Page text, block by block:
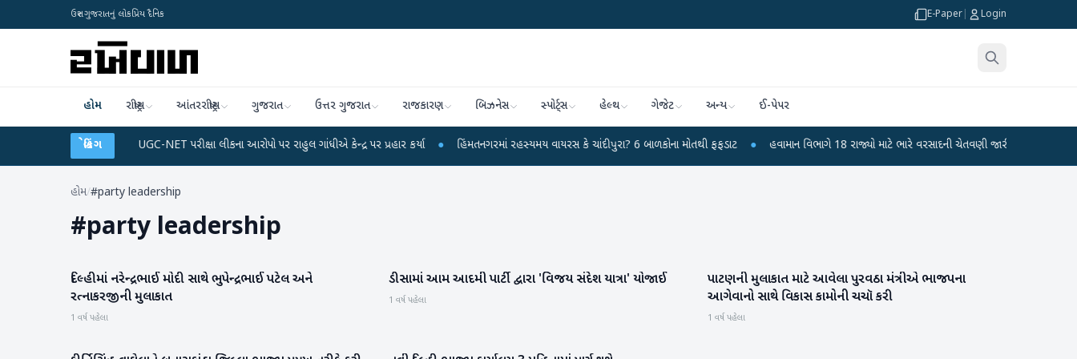
ઉત્તર ગુજરાતનું લોકપ્રિય દૈનિક E-Paper Login
હોમ રાષ્ટ્રીય આંતરરાષ્ટ્રીય ગુજરાત ઉત્તર ગુજરાત રાજકારણ બિઝનેસ સ્પોર્ટ્સ હેલ્થ ગેજેટ અન્ય ઈ-પેપર
બ્રેકિંગUGC-NET પરીક્ષા લીકના આરોપો પર રાહુલ ગાંધીએ કેન્દ્ર પર પ્રહાર કર્યા ● હિંમતનગરમાં રહસ્યમય વાયરસ કે ચાંદીપુરા? 6 બાળકોના મોતથી ફફડાટ ● હવામાન વિભાગે 18 રાજ્યો માટે ભારે વરસાદની ચેતવણી જારી કરી ●
હોમ/#party leadership
#party leadership
રાષ્ટ્રીય
દિલ્હીમાં નરેન્દ્રભાઈ મોદી સાથે ભુપેન્દ્રભાઈ પટેલ અને
રત્નાકરજીની મુલાકાત
1 વર્ષ પહેલા
બનાસકાંઠા
ડીસામાં આમ આદમી પાર્ટી દ્વારા 'વિજય સંદેશ યાત્રા' યોજાઈ
1 વર્ષ પહેલા
પાટણ
પાટણની મુલાકાત માટે આવેલા પુરવઠા મંત્રીએ ભાજપના
આગેવાનો સાથે વિકાસ કામોની ચચૉ કરી
1 વર્ષ પહેલા